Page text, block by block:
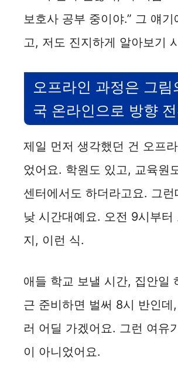
보호사 공부 중이야.” 그 얘기
고, 저도 진지하게 알아보기
오프라인 과정은 그림
국 온라인으로 방향
제일 먼저 생각했던 건 오프
었어요. 학원도 있고, 교육원
센터에서도 하더라고요. 그
낮 시간대예요. 오전 9시부
지, 이런 식.
애들 학교 보낼 시간, 집안일
근 준비하면 벌써 8시 반인데
러 어딜 가겠어요. 그런 여유
이 아니었어요.